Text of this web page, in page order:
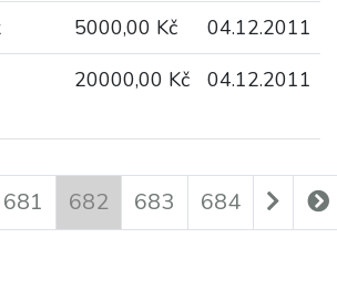
5000,00 Kč
04.12.2011
20000,00 Kč 04.12.2011
681 682 683 684